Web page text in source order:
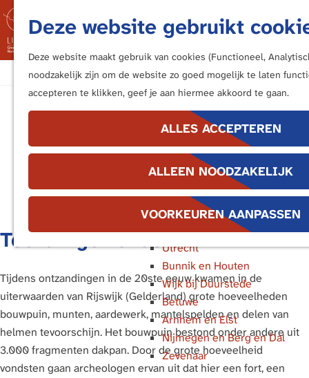
Deze website gebruikt
Deze website maakt gebruik van cookies (Functioneel,
noodzakelijk zijn om de website zo goed mogelijk te laten
accepteren te klikken, geef je aan hiermee akkoord te gaan.
ALLES ACCEPTEREN
ALLEEN NOODZAKELIJK
VOORKEUREN AANPASSEN
o
m
p
a
g
e
M
e
n
u
Bezoek de Limes
Luisteren
Kunstwerken langs de Limes
Katwijk en Valkenburg
Voorburg, Leidschendam en
Voorschoten
Leiden
Alphen aan den Rijn
Bodegraven
Woerden
Utrecht
Bunnik en Houten
Wijk bij Duurstede
Betuwe
Arnhem en Elst
Nijmegen en Berg en Dal
Zevenaar
Rijswijk / Wijk bij
Duurstede
Toevallige vondsten
Tijdens ontzandingen in de 20ste eeuw kwamen in de
uiterwaarden van Rijswijk (Gelderland) grote hoeveelheden
bouwpuin, munten, aardewerk, mantelspelden en delen van
helmen tevoorschijn. Het bouwpuin bestond onder andere uit
3.000 fragmenten dakpan. Door de grote hoeveelheid
vondsten gaan archeologen ervan uit dat hier een fort, een